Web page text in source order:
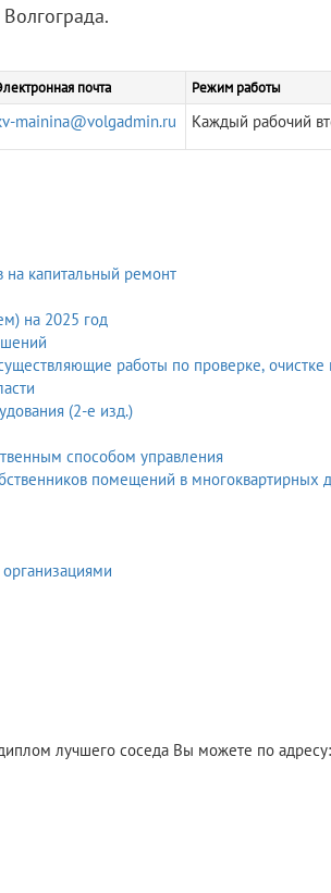
почта Режим работы
mainina@volgadmin.ru Каждый рабочий
на капитальный ремонт
на 2025 год
работы по проверке,
(2-е изд.)
способом управления
помещений в многоквартирных
лучшего соседа Вы можете по адресу: